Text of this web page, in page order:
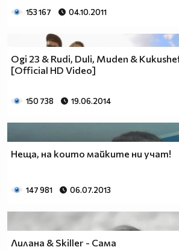
153 167 04.10.2011
Ogi 23 & Rudi, Duli, Muden &
[Official HD Video]
150 738 19.06.2014
Неща, на които майките ни учат!
147 981 06.07.2013
Лилана & Skiller - Сама